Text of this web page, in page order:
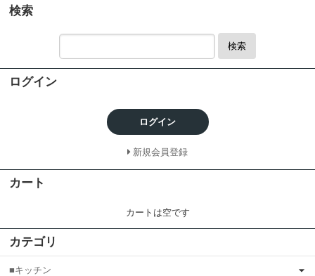
検索
検索
ログイン
ログイン
新規会員登録
カート
カートは空です
カテゴリ
■キッチン